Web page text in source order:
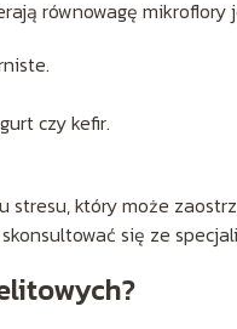
równowagę mikroflory
czy kefir.
stresu, który może
się ze